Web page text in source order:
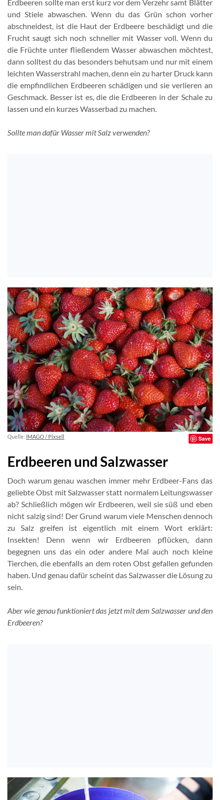
Erdbeeren sollte man erst kurz vor dem Verzehr samt Blätter
und Stiele abwaschen. Wenn du das Grün schon vorher
abschneidest, ist die Haut der Erdbeere beschädigt und die
Frucht saugt sich noch schneller mit Wasser voll. Wenn du
die Früchte unter fließendem Wasser abwaschen möchtest,
dann solltest du das besonders behutsam und nur mit einem
leichten Wasserstrahl machen, denn ein zu harter Druck kann
die empfindlichen Erdbeeren schädigen und sie verlieren an
Geschmack. Besser ist es, die die Erdbeeren in der Schale zu
lassen und ein kurzes Wasserbad zu machen.
Sollte man dafür Wasser mit Salz verwenden?
Quelle: IMAGO / Pixsell Save
Erdbeeren und Salzwasser
Doch warum genau waschen immer mehr Erdbeer-Fans das
geliebte Obst mit Salzwasser statt normalem Leitungswasser
ab? Schließlich mögen wir Erdbeeren, weil sie süß und eben
nicht salzig sind! Der Grund warum viele Menschen dennoch
zu Salz greifen ist eigentlich mit einem Wort erklärt:
Insekten! Denn wenn wir Erdbeeren pflücken, dann
begegnen uns das ein oder andere Mal auch noch kleine
Tierchen, die ebenfalls an dem roten Obst gefallen gefunden
haben. Und genau dafür scheint das Salzwasser die Lösung zu
sein.
Aber wie genau funktioniert das jetzt mit dem Salzwasser und den
Erdbeeren?